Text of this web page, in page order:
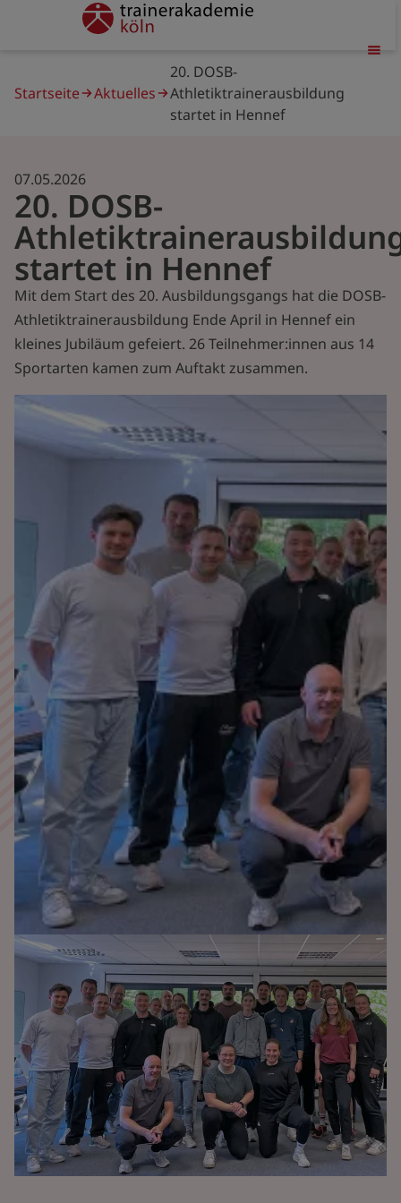
trainerakademie
Startseite
Aktuelles
20. DOSB-
Athletiktrainerausbildung
startet in Hennef
20. DOSB-
startet in Hennef
07.05.2026
Mit dem Start des 20. Ausbildungsgangs hat die DOSB-
Athletiktrainerausbildung Ende April in Hennef ein
kleines Jubiläum gefeiert. 26 Teilnehmer:innen aus 14
Sportarten kamen zum Auftakt zusammen.